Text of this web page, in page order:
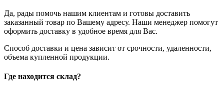
Да, рады помочь нашим клиентам и готовы доставить
заказанный товар по Вашему адресу. Наши менеджер помогут
оформить доставку в удобное время для Вас.
Способ доставки и цена зависит от срочности, удаленности,
объема купленной продукции.
Где находится склад?